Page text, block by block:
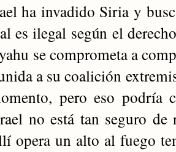
ha invadido Siria y
es ilegal según el
se comprometa a
a su coalición
pero eso podría
no está tan seguro
opera un alto al fuego